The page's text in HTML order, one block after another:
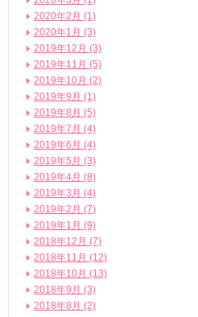
2020年2月 (1)
2020年1月 (3)
2019年12月 (3)
2019年11月 (5)
2019年10月 (2)
2019年9月 (1)
2019年8月 (5)
2019年7月 (4)
2019年6月 (4)
2019年5月 (3)
2019年4月 (8)
2019年3月 (4)
2019年2月 (7)
2019年1月 (9)
2018年12月 (7)
2018年11月 (12)
2018年10月 (13)
2018年9月 (3)
2018年8月 (2)